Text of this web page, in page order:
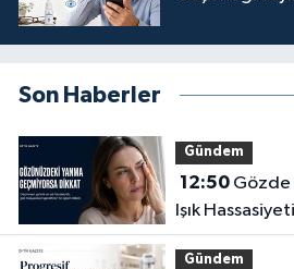
Son Haberler
Gündem
12:50Gözde Geçmeyen Yanma ve
Işık
Gündem